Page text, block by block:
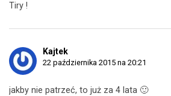
Tiry !
Kajtek
22 października 2015 na 20:21
jakby nie patrzeć, to już za 4 lata 🙂